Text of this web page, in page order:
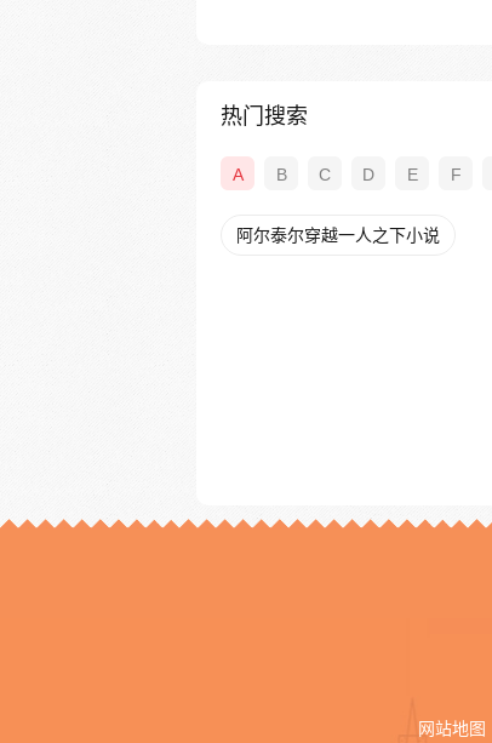
热门搜索
A B C D E F
阿尔泰尔穿越一人之下小说
网站地图